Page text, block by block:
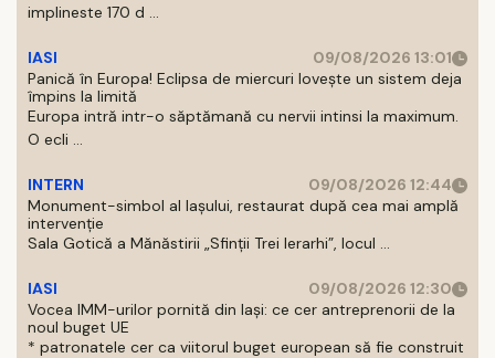
implineste 170 d ...
IASI
09/08/2026 13:01
Panică în Europa! Eclipsa de miercuri lovește un sistem deja
împins la limită
Europa intră intr-o săptămană cu nervii intinsi la maximum.
O ecli ...
INTERN
09/08/2026 12:44
Monument-simbol al Iaşului, restaurat după cea mai amplă
intervenţie
Sala Gotică a Mănăstirii „Sfinţii Trei Ierarhi”, locul ...
IASI
09/08/2026 12:30
Vocea IMM-urilor pornită din Iași: ce cer antreprenorii de la
noul buget UE
* patronatele cer ca viitorul buget european să fie construit